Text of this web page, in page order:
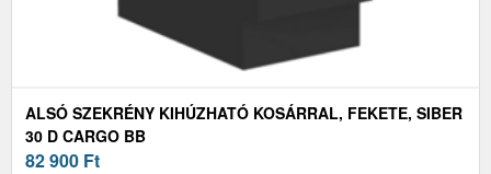
ALSÓ SZEKRÉNY KIHÚZHATÓ KOSÁRRAL, FEKETE, SIBER
30 D CARGO BB
82 900 Ft